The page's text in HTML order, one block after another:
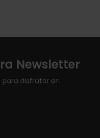
Newsletter
para disfrutar en